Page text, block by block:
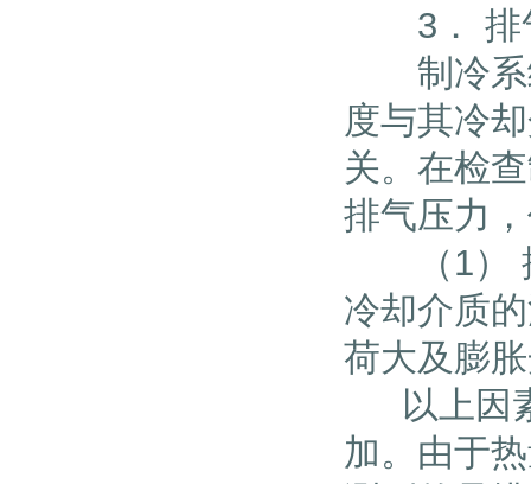
3． 排气
制冷系统
度与其冷
关。在检
排气压力
（1） 排
冷却介质
荷大及膨
以上因素
加。由于